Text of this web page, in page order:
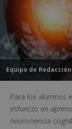
Equipo de
Para los alumnos
esfuerzo en
neurociencia
Las
inicio de
__cf_bm